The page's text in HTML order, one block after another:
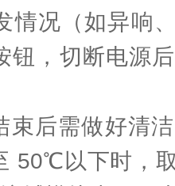
况（如异响
钮，切断电源
后需做好清洁
50℃以下时，